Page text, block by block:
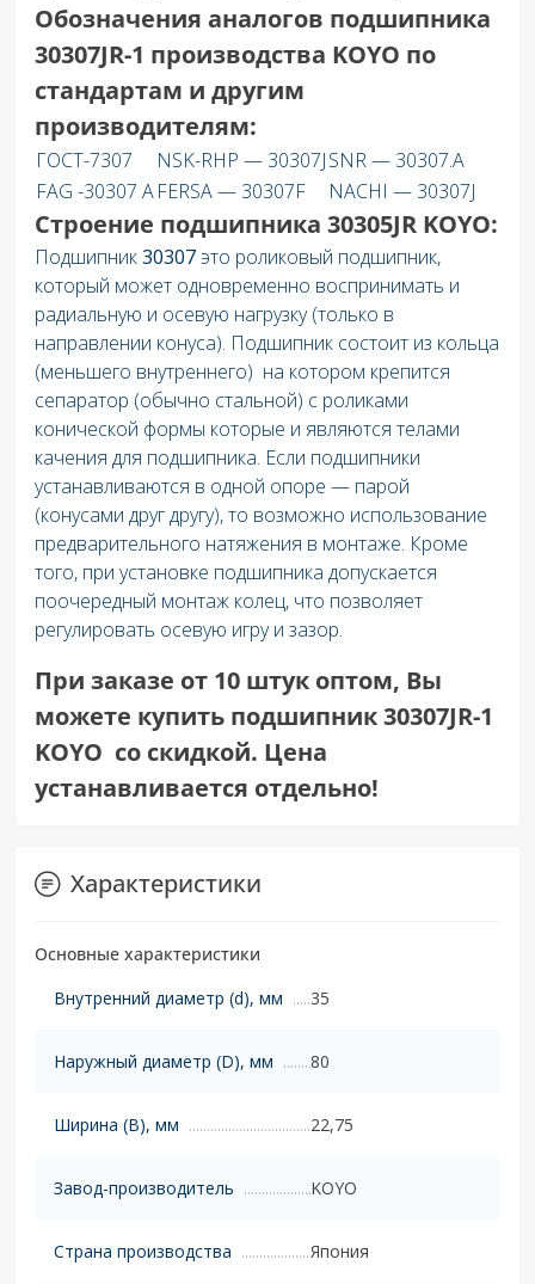
Обозначения аналогов подшипника
30307JR-1 производства KOYO по
стандартам и другим
производителям:
ГОСТ-7307 NSK-RHP — 30307JSNR — 30307.A
FAG -30307 AFERSA — 30307F NACHI — 30307J
Строение подшипника 30305JR KOYO:
Подшипник30307это роликовый подшипник,
который может одновременно воспринимать и
радиальную и осевую нагрузку (только в
направлении конуса). Подшипник состоит из кольца
(меньшего внутреннего) на котором крепится
сепаратор (обычно стальной) с роликами
конической формы которые и являются телами
качения для подшипника. Если подшипники
устанавливаются в одной опоре — парой
(конусами друг другу), то возможно использование
предварительного натяжения в монтаже. Кроме
того, при установке подшипника допускается
поочередный монтаж колец, что позволяет
регулировать осевую игру и зазор.
При заказе от 10 штук оптом, Вы
можете купить подшипник 30307JR-1
KOYO со скидкой. Цена
устанавливается отдельно!
Характеристики
Основные характеристики
Внутренний диаметр (d), мм
35
Наружный диаметр (D), мм 80
Ширина (B), мм 22,75
Завод-производитель KOYO
Страна производства Япония